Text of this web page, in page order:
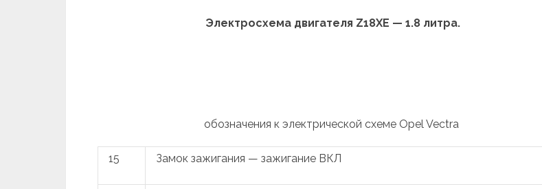
Электросхема двигателя Z18XE — 1.8 литра.
обозначения к электрической схеме Opel Vectra
15 Замок зажигания — зажигание ВКЛ